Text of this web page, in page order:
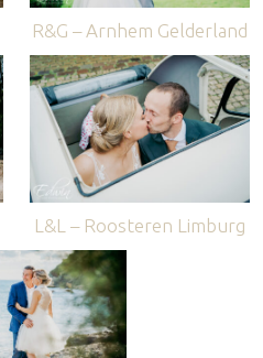
R&G – Arnhem Gelderland
L&L – Roosteren Limburg